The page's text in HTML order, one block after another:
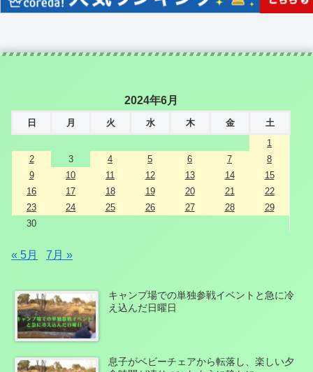
2024年6月
日 月 火 水 木 金
土
1
2
3 4 5 6 7
8
9
10 11 12 13 14
15
16
17 18 19 20 21
22
23
24 25 26 27 28
29
30
« 5月 7月 »
キャンプ場での単独参戦イベントと急に冷
え込んだ日曜日
息子がベビーチェアから転落し、楽しい夕